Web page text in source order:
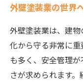
未来を描く外
外壁塗装業の
徹底解説
外壁塗装業の
いこと
外壁塗装業の世界
外壁塗装業は、建
化から守る非常に
も多く、安全管理
さが求められます